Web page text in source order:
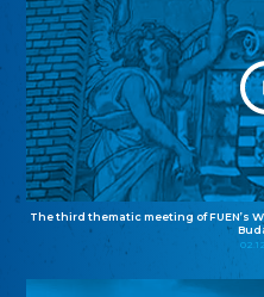
The third thematic meeting of FUEN’s